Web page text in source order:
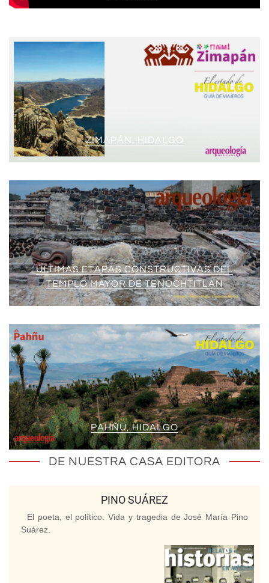
ZIMAPÁN, HIDALGO
ÚLTIMAS ETAPAS CONSTRUCTIVAS DEL
TEMPLO MAYOR DE TENOCHTITLAN
PAHÑU, HIDALGO
DE NUESTRA CASA EDITORA
PINO SUÁREZ
El poeta, el político. Vida y tragedia de José María Pino
Suárez.